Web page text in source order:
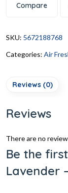
Compare
SKU: 5672188768
Categories: Air
Reviews (0)
Reviews
There are no
Be the
Lavender